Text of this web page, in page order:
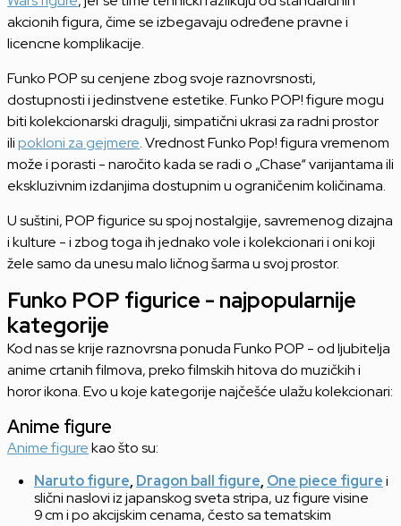
akcionih figura, čime se izbegavaju određene pravne i
licencne komplikacije.
Funko POP su cenjene zbog svoje raznovrsnosti,
dostupnosti i jedinstvene estetike. Funko POP! figure mogu
biti kolekcionarski dragulji, simpatični ukrasi za radni prostor
ilipokloni za gejmere. Vrednost Funko Pop! figura vremenom
može i porasti - naročito kada se radi o „Chase“ varijantama ili
ekskluzivnim izdanjima dostupnim u ograničenim količinama.
U suštini, POP figurice su spoj nostalgije, savremenog dizajna
i kulture - i zbog toga ih jednako vole i kolekcionari i oni koji
žele samo da unesu malo ličnog šarma u svoj prostor.
Funko POP figurice - najpopularnije
kategorije
Kod nas se krije raznovrsna ponuda Funko POP - od ljubitelja
anime crtanih filmova, preko filmskih hitova do muzičkih i
horor ikona. Evo u koje kategorije najčešće ulažu kolekcionari:
Anime figure
Anime figurekao što su:
Naruto figure, Dragon ball figure, One piece figurei
slični naslovi iz japanskog sveta stripa, uz figure visine
9 cm i po akcijskim cenama, često sa tematskim